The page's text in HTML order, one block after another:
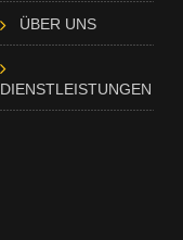
ÜBER UNS
DIENSTLEISTUNGEN